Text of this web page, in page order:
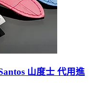
山度士 代用進